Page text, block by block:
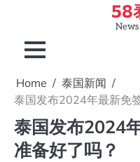
content
58
Home
泰国新闻
泰国发布2024年最新免
泰国发布2024
准备好了吗？